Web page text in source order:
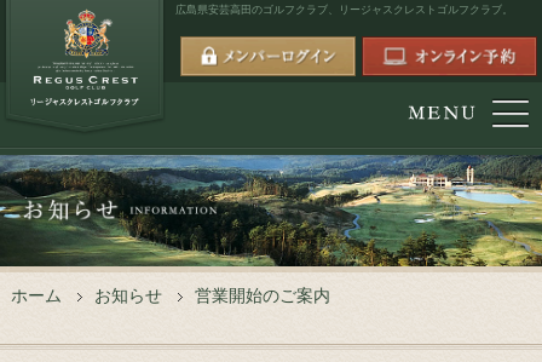
広島県安芸高田のゴルフクラブ、 リージャスクレストゴルフクラブ。
ホーム お知らせ 営業開始のご案内